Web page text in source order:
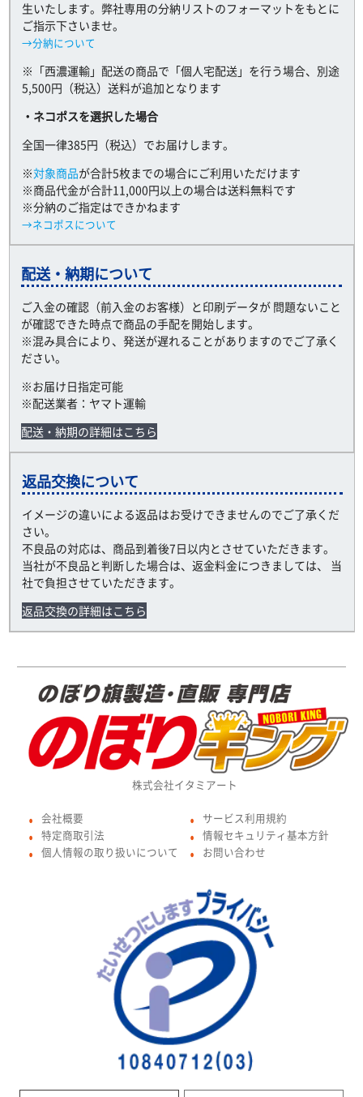
生いたします。弊社専用の分納リストのフォーマットをもとに
ご指示下さいませ。
→分納について
※「西濃運輸」配送の商品で「個人宅配送」を行う場合、別途
5,500円（税込）送料が追加となります
・ネコポスを選択した場合
全国一律385円（税込）でお届けします。
※対象商品が合計5枚までの場合にご利用いただけます
※商品代金が合計11,000円以上の場合は送料無料です
※分納のご指定はできかねます
→ネコポスについて
配送・納期について
ご入金の確認（前入金のお客様）と印刷データが 問題ないこと
が確認できた時点で商品の手配を開始します。
※混み具合により、発送が遅れることがありますのでご了承く
ださい。
※お届け日指定可能
※配送業者：ヤマト運輸
配送・納期の詳細はこちら
返品交換について
イメージの違いによる返品はお受けできませんのでご了承くだ
さい。
不良品の対応は、商品到着後7日以内とさせていただきます。
当社が不良品と判断した場合は、返金料金につきましては、 当
社で負担させていただきます。
返品交換の詳細はこちら
株式会社イタミアート
● 会社概要
● 特定商取引法
● 個人情報の取り扱いについて
● サービス利用規約
● 情報セキュリティ基本方針
● お問い合わせ